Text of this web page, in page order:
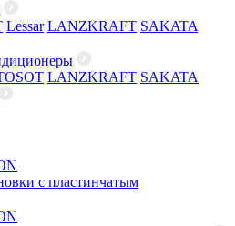
Lessar LANZKRAFT SAKATA
LANZKRAFT SAKATA
с пластинчатым